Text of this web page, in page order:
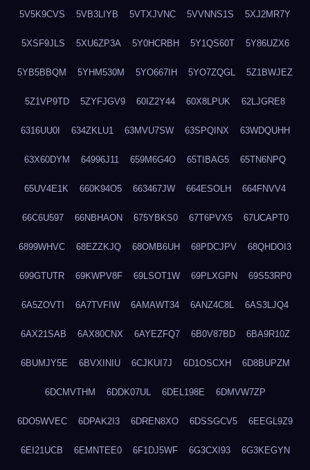
5V5K9CVS 5VB3LIYB 5VTXJVNC 5VVNNS1S 5XJ2MR7Y
5XSF9JLS 5XU6ZP3A 5Y0HCRBH 5Y1QS60T 5Y86UZX6
5YB5BBQM 5YHM530M 5YO667IH 5YO7ZQGL 5Z1BWJEZ
5Z1VP9TD 5ZYFJGV9 60IZ2Y44 60X8LPUK 62LJGRE8
6316UU0I 634ZKLU1 63MVU7SW 63SPQINX 63WDQUHH
63X60DYM 64996J11 659M6G4O 65TIBAG5 65TN6NPQ
65UV4E1K 660K94O5 663467JW 664ESOLH 664FNVV4
66C6U597 66NBHAON 675YBKS0 67T6PVX5 67UCAPT0
6899WHVC 68EZZKJQ 68OMB6UH 68PDCJPV 68QHDOI3
699GTUTR 69KWPV8F 69LSOT1W 69PLXGPN 69S53RP0
6A5ZOVTI 6A7TVFIW 6AMAWT34 6ANZ4C8L 6AS3LJQ4
6AX21SAB 6AX80CNX 6AYEZFQ7 6B0V87BD 6BA9R10Z
6BUMJY5E 6BVXINIU 6CJKUI7J 6D1OSCXH 6D8BUPZM
6DCMVTHM 6DDK07UL 6DEL198E 6DMVW7ZP
6DO5WVEC 6DPAK2I3 6DREN8XO 6DSSGCV5 6EEGL9Z9
6EI21UCB 6EMNTEE0 6F1DJ5WF 6G3CXI93 6G3KEGYN